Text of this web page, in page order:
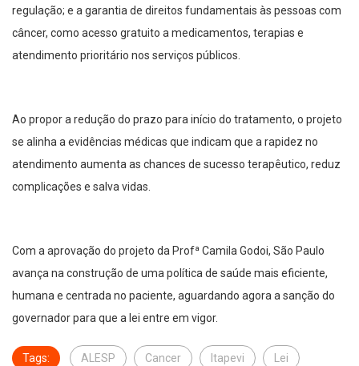
regulação; e a garantia de direitos fundamentais às pessoas com
câncer, como acesso gratuito a medicamentos, terapias e
atendimento prioritário nos serviços públicos.
Ao propor a redução do prazo para início do tratamento, o projeto
se alinha a evidências médicas que indicam que a rapidez no
atendimento aumenta as chances de sucesso terapêutico, reduz
complicações e salva vidas.
Com a aprovação do projeto da Profª Camila Godoi, São Paulo
avança na construção de uma política de saúde mais eficiente,
humana e centrada no paciente, aguardando agora a sanção do
governador para que a lei entre em vigor.
Tags: ALESP Cancer Itapevi Lei